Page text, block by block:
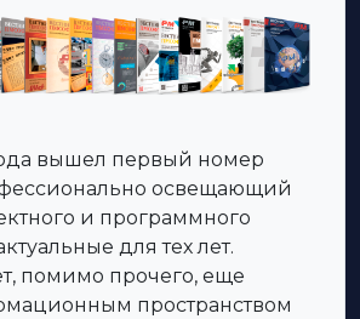
вышел первый номер
освещающий
и программного
для тех лет.
помимо прочего, еще
пространством